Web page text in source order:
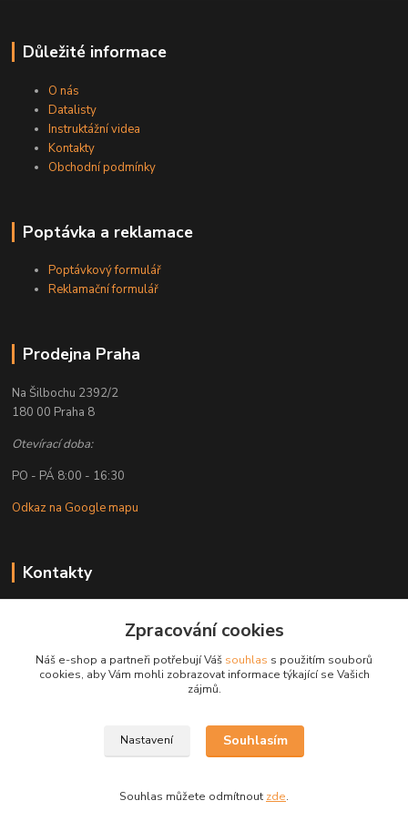
Důležité informace
O nás
Datalisty
Instruktážní videa
Kontakty
Obchodní podmínky
Poptávka a reklamace
Poptávkový formulář
Reklamační formulář
Prodejna Praha
Na Šilbochu 2392/2
180 00 Praha 8
Otevírací doba:
PO - PÁ 8:00 - 16:30
Odkaz na Google mapu
Kontakty
+ 420 608 777 028
obchod@golemreklama.cz
Zpracování cookies
Náš e-shop a partneři potřebují Váš souhlas s použitím souborů
cookies, aby Vám mohli zobrazovat informace týkající se Vašich
zájmů.
Nastavení Souhlasím
Souhlas můžete odmítnout zde.